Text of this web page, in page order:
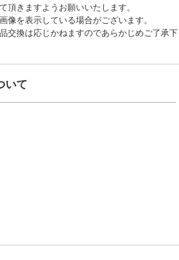
頂きますようお願いいたします。
像を表示している場合がございます。
換は応じかねますのであらかじめご了承下
いて